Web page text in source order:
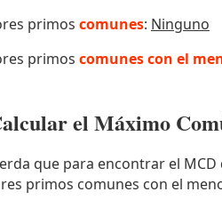
primos comunes: Ninguno
primos comunes con el
el Máximo
que para encontrar el
primos comunes con el